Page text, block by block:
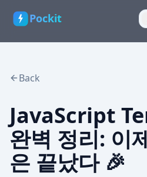
Pockit
Back
JavaScript
완벽 정리: 이
은 끝났다 🎉